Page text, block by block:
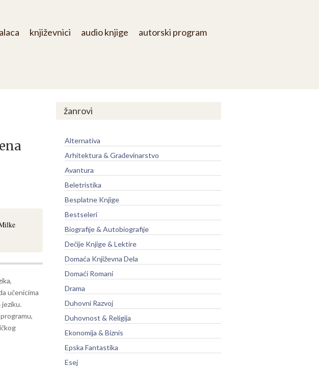
književnici audio knjige autorski program
učenicima
žanrovi
Alternativa
Arhitektura & Građevinarstvo
Avantura
Beletristika
Besplatne Knjige
Bestseleri
Biografije & Autobiografije
Dečije Knjige & Lektire
Domaća Književna Dela
Domaći Romani
Drama
Duhovni Razvoj
Duhovnost & Religija
Ekonomija & Biznis
Epska Fantastika
Esej